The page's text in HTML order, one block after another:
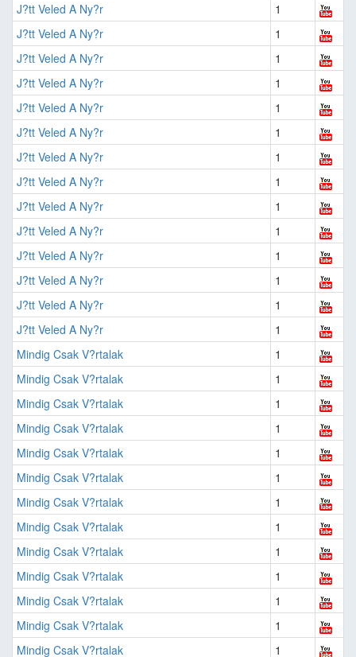
J?tt Veled A Ny?r
1
J?tt Veled A Ny?r
1
J?tt Veled A Ny?r
1
J?tt Veled A Ny?r
1
J?tt Veled A Ny?r
1
J?tt Veled A Ny?r
1
J?tt Veled A Ny?r
1
J?tt Veled A Ny?r
1
J?tt Veled A Ny?r
1
J?tt Veled A Ny?r
1
J?tt Veled A Ny?r
1
J?tt Veled A Ny?r
1
J?tt Veled A Ny?r
1
J?tt Veled A Ny?r
1
Mindig Csak V?rtalak
1
Mindig Csak V?rtalak
1
Mindig Csak V?rtalak
1
Mindig Csak V?rtalak
1
Mindig Csak V?rtalak
1
Mindig Csak V?rtalak
1
Mindig Csak V?rtalak
1
Mindig Csak V?rtalak
1
Mindig Csak V?rtalak
1
Mindig Csak V?rtalak
1
Mindig Csak V?rtalak
1
Mindig Csak V?rtalak
1
Mindig Csak V?rtalak
1